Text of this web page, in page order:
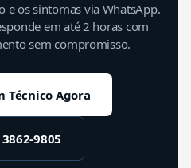
e os sintomas via WhatsApp.
em até 2 horas com
sem compromisso.
Técnico Agora
9805